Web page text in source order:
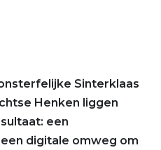
Sinterklaas
Henken liggen
een
digitale omweg om